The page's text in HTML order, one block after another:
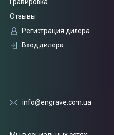
Гравировка
Отзывы
Регистрация дилера
Вход дилера
info@engrave.com.ua